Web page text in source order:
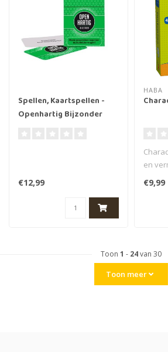
Spellen, Kaartspellen -
Openhartig Bijzonder
€12,99
HABA
en
tot 6
€9,99
Toon 1 - 24van 30
Toon meer